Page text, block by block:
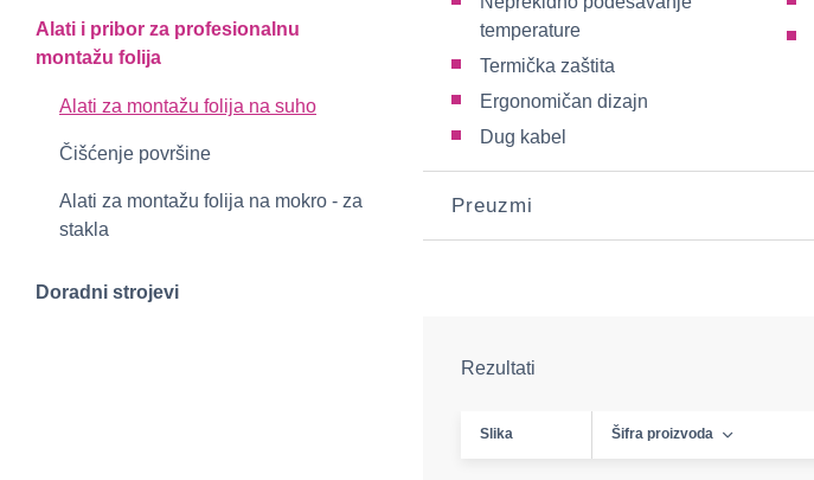
Alati i pribor za profesionalnu
montažu folija
Alati za montažu folija na suho
Čišćenje površine
Alati za montažu folija na mokro - za
stakla
Doradni strojevi
temperature
Termička zaštita
Ergonomičan dizajn
Dug kabel
Preuzmi
Rezultati
Slika Šifra proizvoda